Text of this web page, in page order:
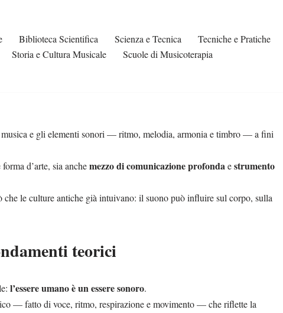
Biblioteca Scientifica Scienza e Tecnica Tecniche e Pratiche
Storia e Cultura Musicale Scuole di Musicoterapia
e gli elementi sonori — ritmo, melodia, armonia e timbro — a fini
d’arte, sia anchemezzo di comunicazione profondaestrumento
le culture antiche già intuivano: il suono può influire sul corpo, sulla
teorici
l’essere umano è un essere sonoro.
— fatto di voce, ritmo, respirazione e movimento — che riflette la